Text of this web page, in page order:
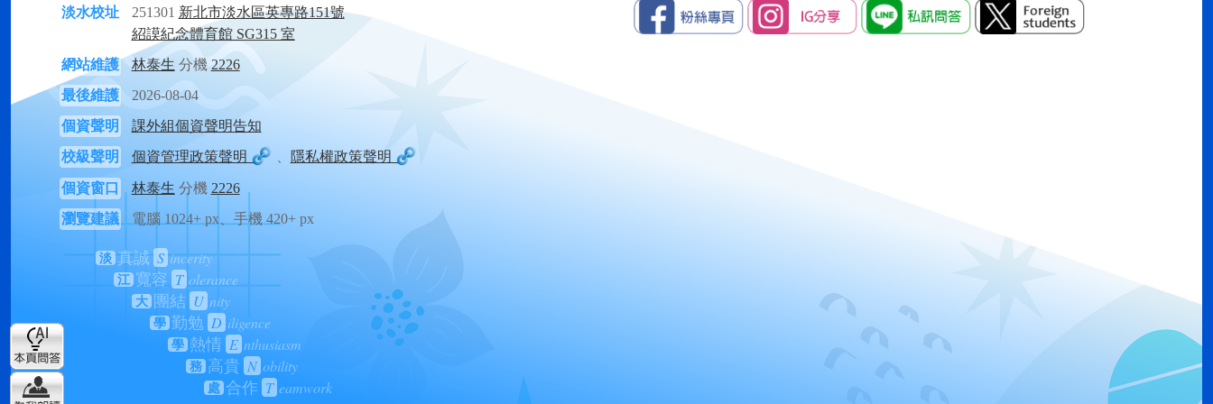
淡水校址 251301 新北市淡水區英專路151號
紹謨紀念體育館 SG315 室
網站維護
林泰生 分機 2226
最後維護
2026-08-04
個資聲明
課外組個資聲明告知
校級聲明
個資管理政策聲明 隱私權政策聲明
個資窗口 林泰生 分機 2226
瀏覽建議
電腦 1024+ px、手機 420+ px
淡 真誠 S incerity
江 寬容 T olerance
大 團結 U nity
學 勤勉 D iligence
學 熱情 E nthusiasm
務 高貴 N obility
處 合作 T eamwork